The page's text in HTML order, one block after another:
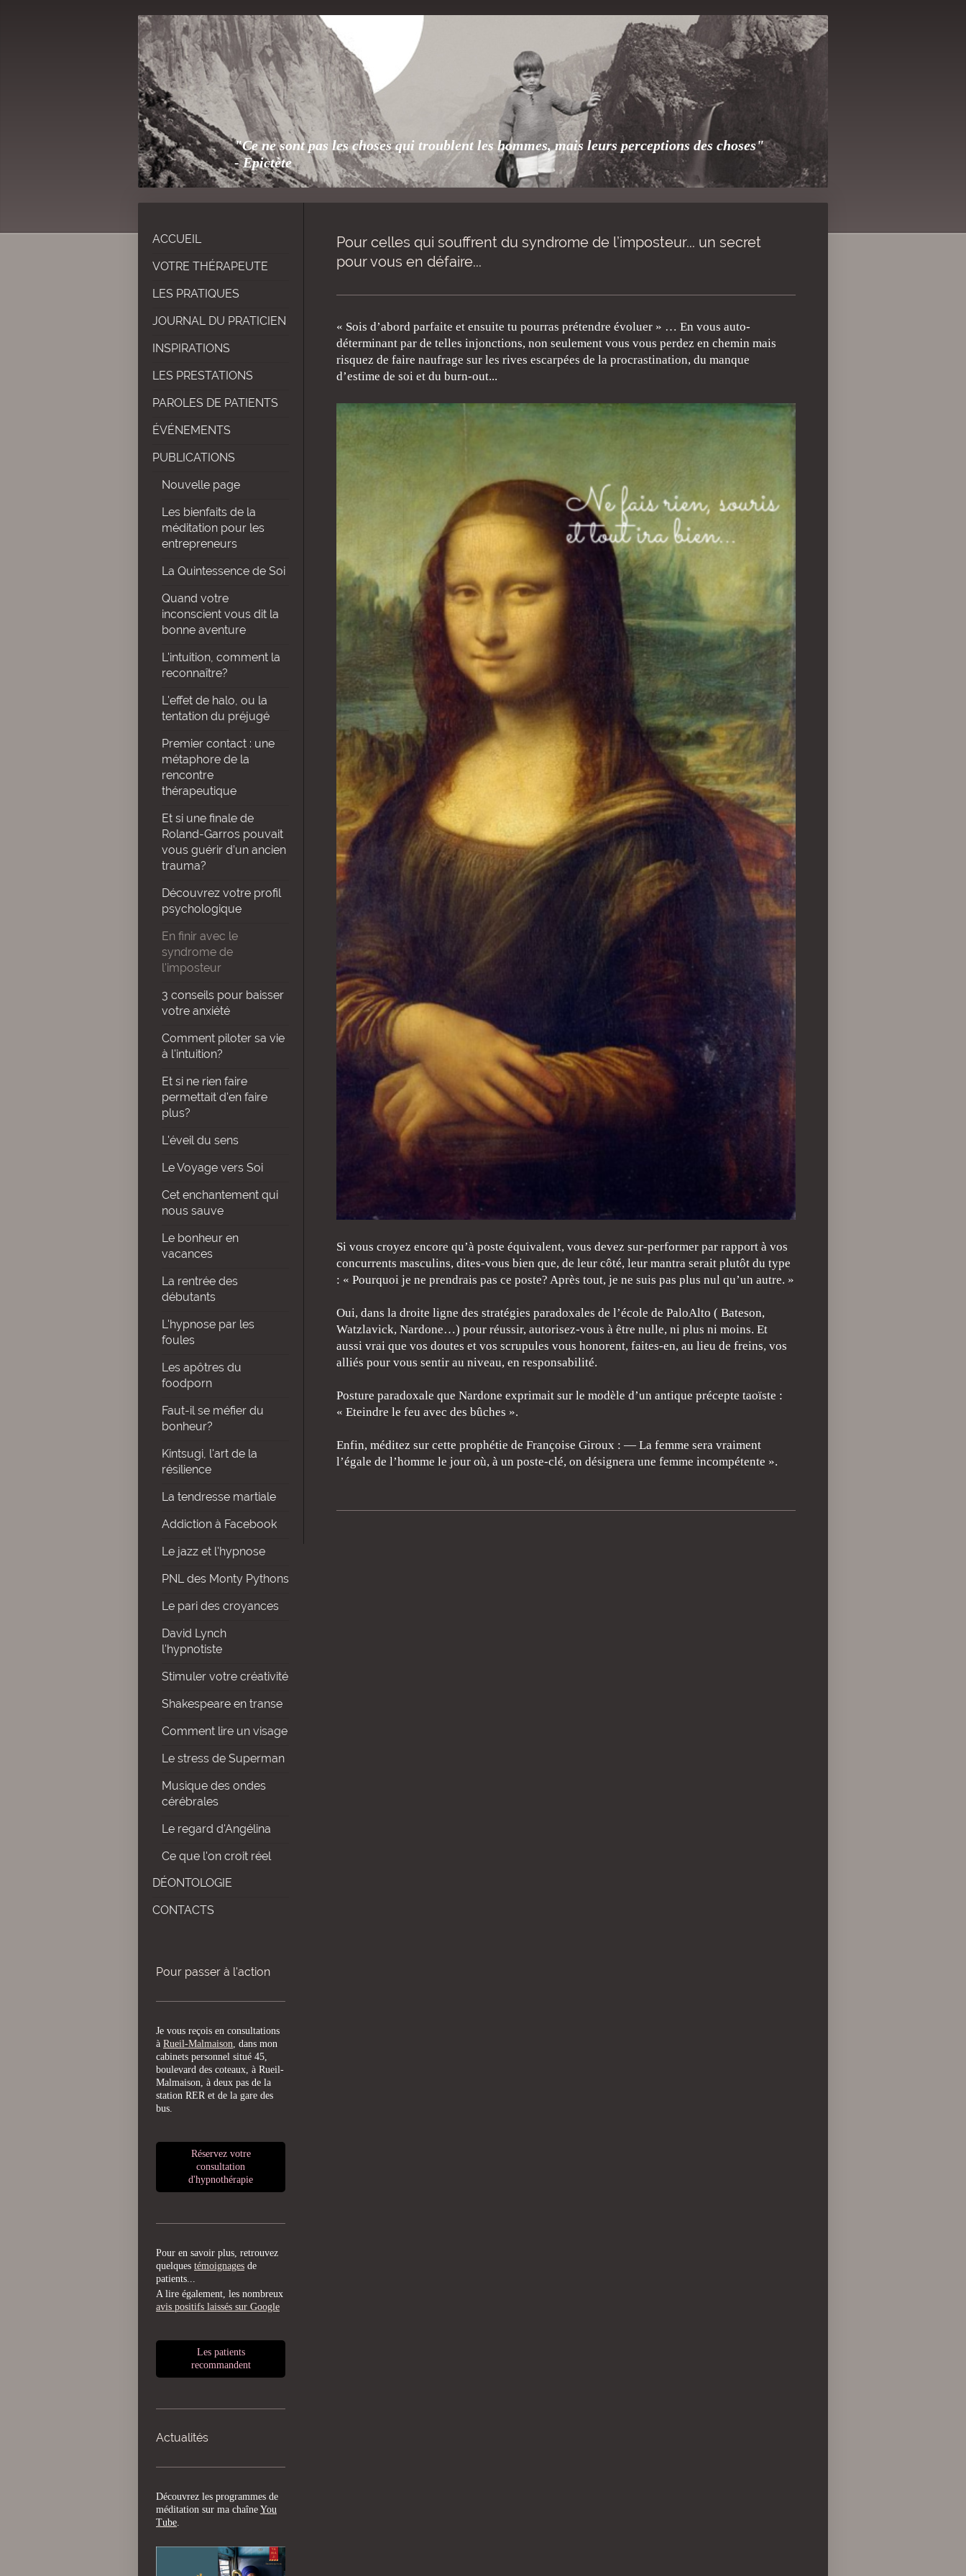
"Ce ne sont pas les choses qui troublent les hommes, mais leurs perceptions des choses"
- Epictète
ACCUEIL
VOTRE THÉRAPEUTE
LES PRATIQUES
JOURNAL DU PRATICIEN
INSPIRATIONS
LES PRESTATIONS
PAROLES DE PATIENTS
ÉVÉNEMENTS
PUBLICATIONS
Nouvelle page
Les bienfaits de la
méditation pour les
entrepreneurs
La Quintessence de Soi
Quand votre
inconscient vous dit la
bonne aventure
L'intuition, comment la
reconnaître?
L'effet de halo, ou la
tentation du préjugé
Premier contact : une
métaphore de la
rencontre
thérapeutique
Et si une finale de
Roland-Garros pouvait
vous guérir d’un ancien
trauma?
Découvrez votre profil
psychologique
En finir avec le
syndrome de
l'imposteur
3 conseils pour baisser
votre anxiété
Comment piloter sa vie
à l'intuition?
Et si ne rien faire
permettait d'en faire
plus?
L'éveil du sens
Le Voyage vers Soi
Cet enchantement qui
nous sauve
Le bonheur en
vacances
La rentrée des
débutants
L'hypnose par les
foules
Les apôtres du
foodporn
Faut-il se méfier du
bonheur?
Kintsugi, l'art de la
résilience
La tendresse martiale
Addiction à Facebook
Le jazz et l'hypnose
PNL des Monty Pythons
Le pari des croyances
David Lynch
l'hypnotiste
Stimuler votre créativité
Shakespeare en transe
Comment lire un visage
Le stress de Superman
Musique des ondes
cérébrales
Le regard d'Angélina
Ce que l'on croit réel
DÉONTOLOGIE
CONTACTS
Pour celles qui souffrent du syndrome de l’imposteur... un secret
pour vous en défaire...
« Sois d’abord parfaite et ensuite tu pourras prétendre évoluer » … En vous auto-
déterminant par de telles injonctions, non seulement vous vous perdez en chemin mais
risquez de faire naufrage sur les rives escarpées de la procrastination, du manque
d’estime de soi et du burn-out...
Si vous croyez encore qu’à poste équivalent, vous devez sur-performer par rapport à vos
concurrents masculins, dites-vous bien que, de leur côté, leur mantra serait plutôt du type
: « Pourquoi je ne prendrais pas ce poste? Après tout, je ne suis pas plus nul qu’un autre. »
Oui, dans la droite ligne des stratégies paradoxales de l’école de PaloAlto ( Bateson,
Watzlavick, Nardone…) pour réussir, autorisez-vous à être nulle, ni plus ni moins. Et
aussi vrai que vos doutes et vos scrupules vous honorent, faites-en, au lieu de freins, vos
alliés pour vous sentir au niveau, en responsabilité.
Posture paradoxale que Nardone exprimait sur le modèle d’un antique précepte taoïste :
« Eteindre le feu avec des bûches ».
Enfin, méditez sur cette prophétie de Françoise Giroux : — La femme sera vraiment
l’égale de l’homme le jour où, à un poste-clé, on désignera une femme incompétente ».
Pour passer à l'action
Je vous reçois en consultations
à Rueil-Malmaison , dans mon
cabinets personnel situé 45,
boulevard des coteaux, à Rueil-
Malmaison, à deux pas de la
station RER et de la gare des
bus.
Réservez votre
consultation
d'hypnothérapie
Pour en savoir plus, retrouvez
quelques témoignages de
patients...
A lire également, les nombreux
avis positifs laissés sur Google
Les patients
recommandent
Actualités
Découvrez les programmes de
méditation sur ma chaîne You
Tube.